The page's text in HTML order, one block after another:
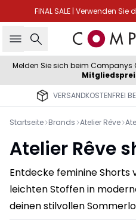
FINAL SALE | Verwenden
Suche
Melden Sie sich beim Companys
VERSANDKOSTENFREI
Startseite Brands Atelier Rêve
Atelier Rêve
Entdecke feminine Shorts
leichten Stoffen in
deinen stilvollen